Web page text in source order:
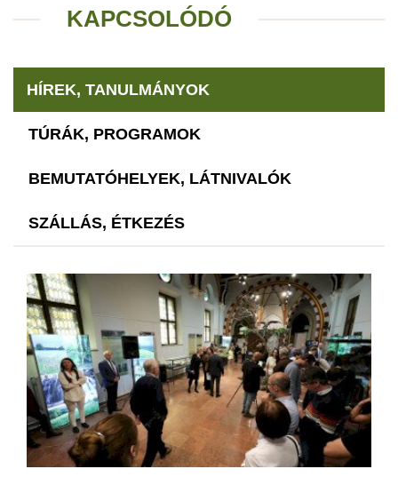
KAPCSOLÓDÓ
HÍREK, TANULMÁNYOK
TÚRÁK, PROGRAMOK
BEMUTATÓHELYEK, LÁTNIVALÓK
SZÁLLÁS, ÉTKEZÉS